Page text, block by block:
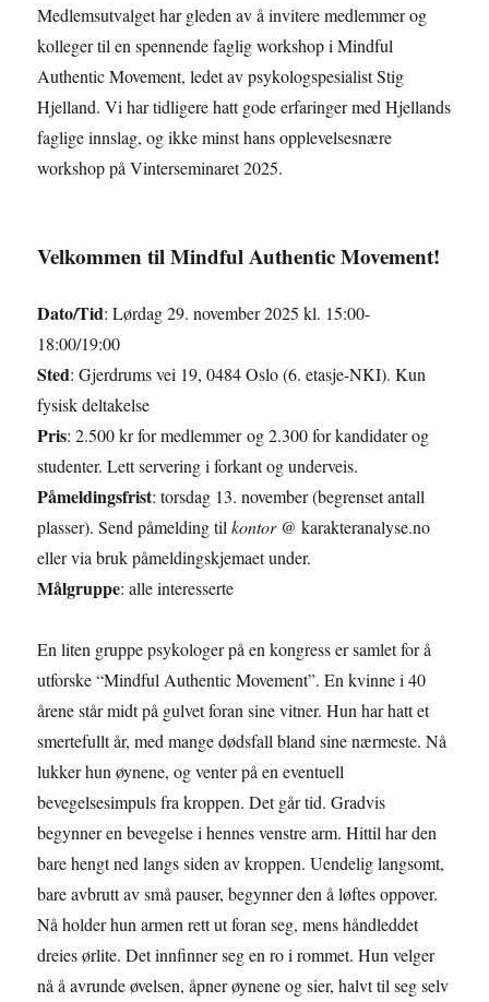
Medlemsutvalget har gleden av å invitere medlemmer og
kolleger til en spennende faglig workshop i Mindful
Authentic Movement, ledet av psykologspesialist Stig
Hjelland. Vi har tidligere hatt gode erfaringer med Hjellands
faglige innslag, og ikke minst hans opplevelsesnære
workshop på Vinterseminaret 2025.
Velkommen til Mindful Authentic Movement!
Dato/Tid: Lørdag 29. november 2025 kl. 15:00-
18:00/19:00
Sted: Gjerdrums vei 19, 0484 Oslo (6. etasje-NKI). Kun
fysisk deltakelse
Pris: 2.500 kr for medlemmer og 2.300 for kandidater og
studenter. Lett servering i forkant og underveis.
Påmeldingsfrist: torsdag 13. november (begrenset antall
plasser). Send påmelding tilkontor@ karakteranalyse.no
eller via bruk påmeldingskjemaet under.
Målgruppe: alle interesserte
En liten gruppe psykologer på en kongress er samlet for å
utforske “Mindful Authentic Movement”. En kvinne i 40
årene står midt på gulvet foran sine vitner. Hun har hatt et
smertefullt år, med mange dødsfall bland sine nærmeste. Nå
lukker hun øynene, og venter på en eventuell
bevegelsesimpuls fra kroppen. Det går tid. Gradvis
begynner en bevegelse i hennes venstre arm. Hittil har den
bare hengt ned langs siden av kroppen. Uendelig langsomt,
bare avbrutt av små pauser, begynner den å løftes oppover.
Nå holder hun armen rett ut foran seg, mens håndleddet
dreies ørlite. Det innfinner seg en ro i rommet. Hun velger
nå å avrunde øvelsen, åpner øynene og sier, halvt til seg selv